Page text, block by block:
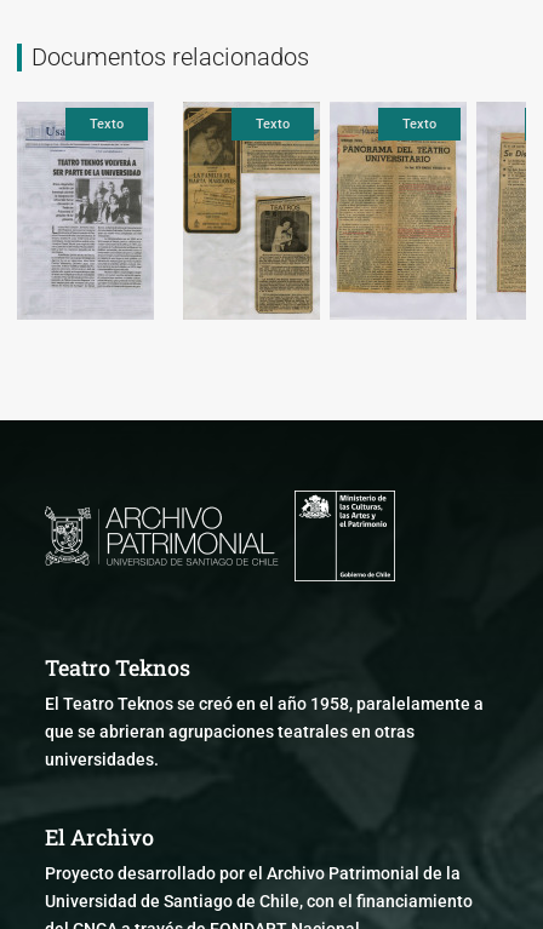
Documentos relacionados
Texto
Texto Texto Texto
Teatro Teknos
El Teatro Teknos se creó en el año 1958, paralelamente a
que se abrieran agrupaciones teatrales en otras
universidades.
El Archivo
Proyecto desarrollado por el Archivo Patrimonial de la
Universidad de Santiago de Chile, con el financiamiento